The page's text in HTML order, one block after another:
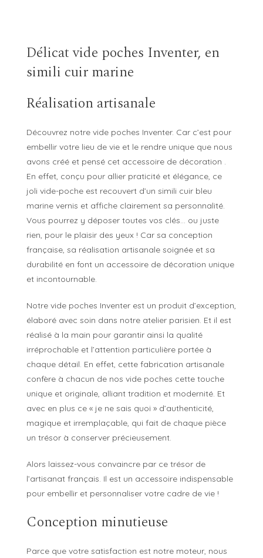
Délicat vide poches Inventer, en
simili cuir marine
Réalisation artisanale
Découvrez notre vide poches Inventer. Car c’est pour
embellir votre lieu de vie et le rendre unique que nous
avons créé et pensé cet accessoire de décoration .
En effet, conçu pour allier praticité et élégance, ce
joli vide-poche est recouvert d’un simili cuir bleu
marine vernis et affiche clairement sa personnalité.
Vous pourrez y déposer toutes vos clés… ou juste
rien, pour le plaisir des yeux ! Car sa conception
française, sa réalisation artisanale soignée et sa
durabilité en font un accessoire de décoration unique
et incontournable.
Notre vide poches Inventer est un produit d’exception,
élaboré avec soin dans notre atelier parisien. Et il est
réalisé à la main pour garantir ainsi la qualité
irréprochable et l’attention particulière portée à
chaque détail. En effet, cette fabrication artisanale
confère à chacun de nos vide poches cette touche
unique et originale, alliant tradition et modernité. Et
avec en plus ce « je ne sais quoi » d’authenticité,
magique et irremplaçable, qui fait de chaque pièce
un trésor à conserver précieusement.
Alors laissez-vous convaincre par ce trésor de
l’artisanat français. Il est un accessoire indispensable
pour embellir et personnaliser votre cadre de vie !
Conception minutieuse
Parce que votre satisfaction est notre moteur, nous